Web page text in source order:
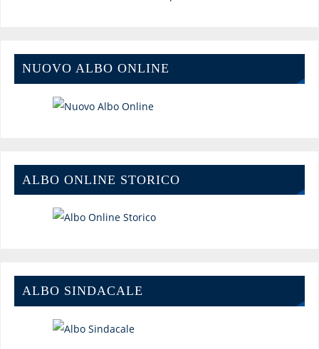
NUOVO ALBO ONLINE
ALBO ONLINE STORICO
ALBO SINDACALE